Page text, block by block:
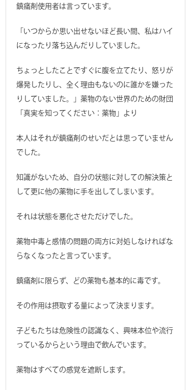
鎮痛剤使用者は言っています。
「いつからか思い出せないほど長い間、私はハイ
になったり落ち込んだりしていました。
ちょっとしたことですぐに腹を立てたり、怒りが
爆発したりし、全く理由もないのに誰かを嫌った
りしていました。」薬物のない世界のための財団
「真実を知ってください：薬物」より
本人はそれが鎮痛剤のせいだとは思っていません
でした。
知識がないため、自分の状態に対しての解決策と
して更に他の薬物に手を出してしまいます。
それは状態を悪化させただけでした。
薬物中毒と感情の問題の両方に対処しなければな
らなくなったと言っています。
鎮痛剤に限らず、どの薬物も基本的に毒です。
その作用は摂取する量によって決まります。
子どもたちは危険性の認識なく、興味本位や流行
っているからという理由で飲んでいます。
薬物はすべての感覚を遮断します。